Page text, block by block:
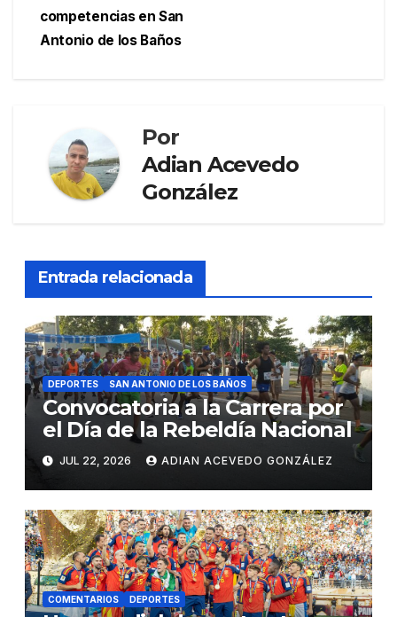
competencias en San
Antonio de los Baños
Por
Adian Acevedo
González
Entrada relacionada
DEPORTES SAN ANTONIO DE LOS BAÑOS
Convocatoria a la Carrera por
el Día de la Rebeldía Nacional
JUL 22, 2026 ADIAN ACEVEDO GONZÁLEZ
COMENTARIOS DEPORTES